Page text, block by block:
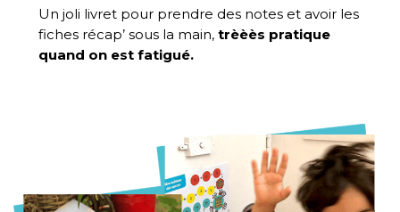
Un joli livret pour prendre des notes et avoir les
fiches récap’ sous la main,trèèès pratique
quand on est fatigué.